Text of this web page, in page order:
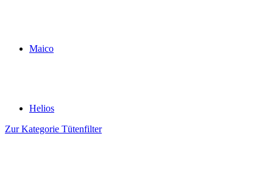
Maico
Helios
Zur Kategorie Tütenfilter